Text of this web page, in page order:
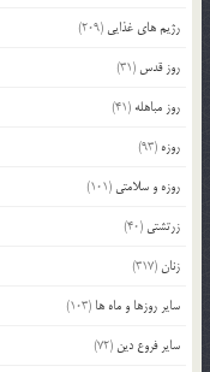
رژیم های غذایی (209)
روز قدس (31)
روز مباهله (41)
روزه (93)
روزه و سلامتی (101)
زرتشتی (40)
زنان(317)
سایر روزها و ماه ها (103)
سایر فروع دین (72)